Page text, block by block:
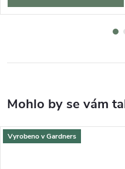
Vyrobeno v Gardners